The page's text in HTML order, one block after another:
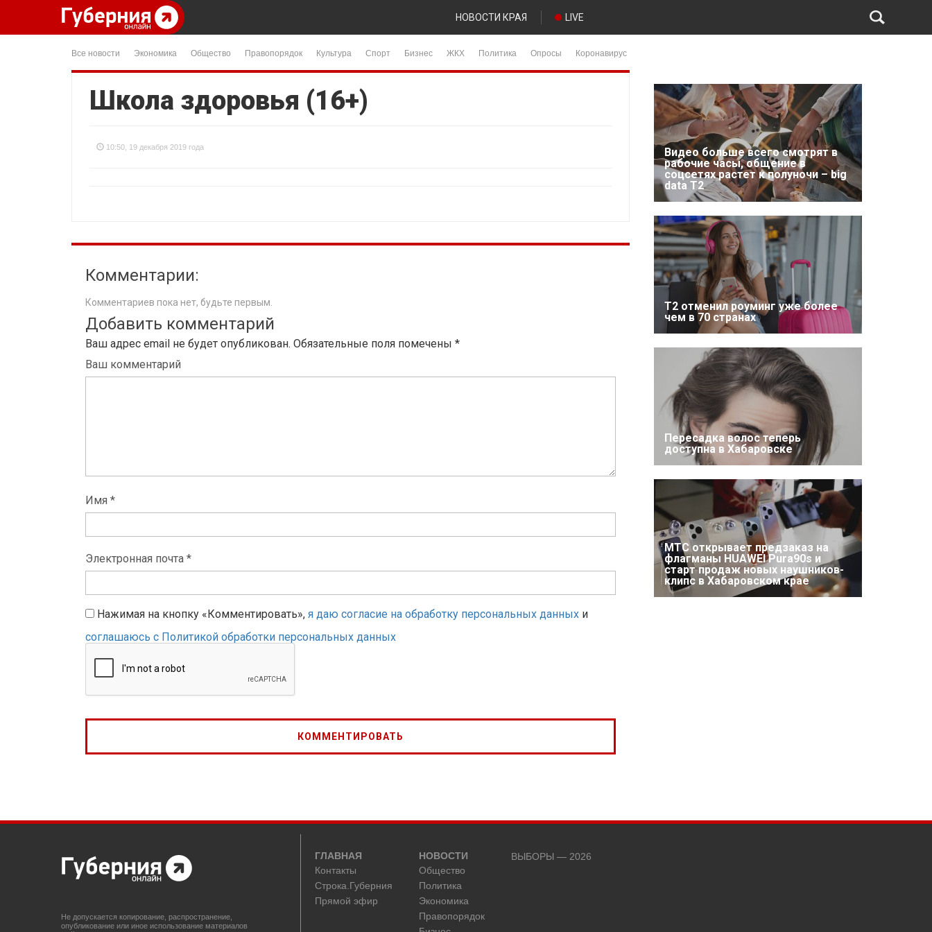
НОВОСТИ КРАЯ LIVE
Все новости Экономика Общество Правопорядок Культура Спорт Бизнес ЖКХ Политика Опросы Коронавирус
Школа здоровья (16+)
10:50, 19 декабря 2019 года
Комментарии:
Комментариев пока нет, будьте первым.
Добавить комментарий
Ваш адрес email не будет опубликован. Обязательные поля помечены *
Ваш комментарий
Имя *
Электронная почта *
Нажимая на кнопку «Комментировать», я даю согласие на обработку персональных данных и
соглашаюсь с Политикой обработки персональных данных
Видео больше всего смотрят в
рабочие часы, общение в
соцсетях растет к полуночи – big
data T2
Т2 отменил роуминг уже более
чем в 70 странах
Пересадка волос теперь
доступна в Хабаровске
МТС открывает предзаказ на
флагманы HUAWEI Pura90s и
старт продаж новых наушников-
клипс в Хабаровском крае
Не допускается копирование, распространение,
опубликование или иное использование материалов
ГЛАВНАЯ
Контакты
Строка.Губерния
Прямой эфир
НОВОСТИ
Общество
Политика
Экономика
Правопорядок
ВЫБОРЫ — 2026